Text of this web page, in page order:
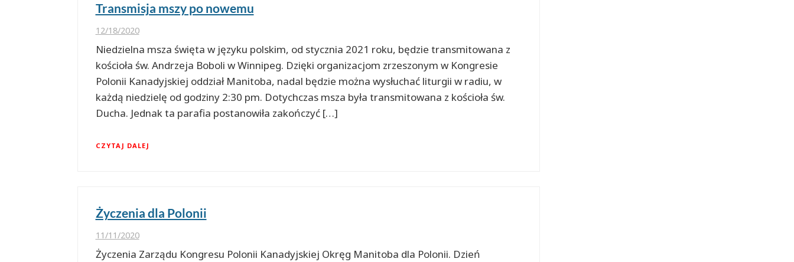
Transmisja mszy po nowemu
12/18/2020
Niedzielna msza święta w języku polskim, od stycznia 2021 roku, będzie transmitowana z
kościoła św. Andrzeja Boboli w Winnipeg. Dzięki organizacjom zrzeszonym w Kongresie
Polonii Kanadyjskiej oddział Manitoba, nadal będzie można wysłuchać liturgii w radiu, w
każdą niedzielę od godziny 2:30 pm. Dotychczas msza była transmitowana z kościoła św.
Ducha. Jednak ta parafia postanowiła zakończyć […]
CZYTAJ DALEJ
Życzenia dla Polonii
11/11/2020
Życzenia Zarządu Kongresu Polonii Kanadyjskiej Okręg Manitoba dla Polonii. Dzień